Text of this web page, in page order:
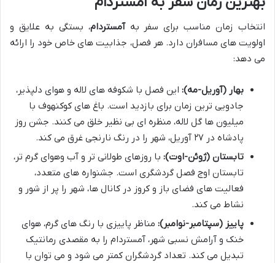
انتخاب زمان مناسب برای سفر بهآمستردام، بستگی به علایق و
اولویت های مسافران دارد. هر فصل، جذابیت های خاص خود را ارائه
می دهد:
بهار (آوریل-مه): این فصل با شکوفه های لاله و هوای دلپذیر،
جادویی ترین زمان برای بازدید است. باغ های کوکنهوف با
میلیون ها گل لاله، منظره ای بی نظیر خلق می کنند. جشن روز
پادشاه در ۲۷ آوریل، شهر را در رنگ نارنجی غرق می کند.
تابستان (ژوئن-اوت): با روزهای طولانی تر و آب وهوای گرم تر،
تابستان اوج فصل گردشگری است. جشنواره های متعدد،
فعالیت های فضای باز و کروز در کانال ها، شهر را پر از شور و
نشاط می کند.
پاییز (سپتامبر-نوامبر): مناظر پاییزی با رنگ های گرم، هوای
خنک و آرامش نسبی شهر، آمستردام را به مقصدی رمانتیک
تبدیل می کند. تعداد گردشگران کمتر می شود و می توان با